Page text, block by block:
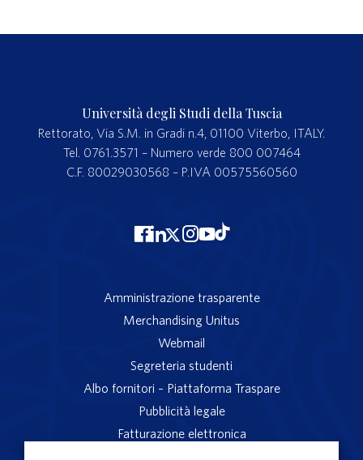
Università degli Studi della Tuscia
Rettorato, Via S.M. in Gradi n.4, 01100 Viterbo, ITALY.
Tel. 0761.3571 – Numero verde 800 007464
C.F. 80029030568 – P.IVA 00575560560
Amministrazione trasparente
Merchandising Unitus
Webmail
Segreteria studenti
Albo fornitori – Piattaforma Traspare
Pubblicità legale
Fatturazione elettronica